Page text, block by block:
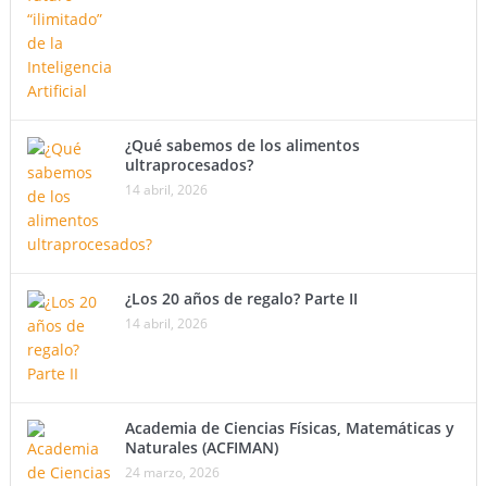
¿Qué sabemos de los alimentos
ultraprocesados?
14 abril, 2026
¿Los 20 años de regalo? Parte II
14 abril, 2026
Academia de Ciencias Físicas, Matemáticas y
Naturales (ACFIMAN)
24 marzo, 2026